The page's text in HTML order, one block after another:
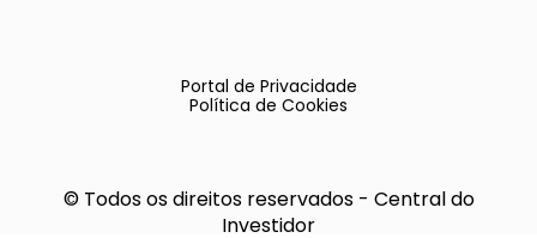
Portal de Privacidade
Política de Cookies
© Todos os direitos reservados - Central do
Investidor